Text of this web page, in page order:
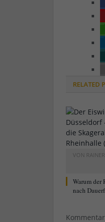
RELATED
VON
Warum der
nach